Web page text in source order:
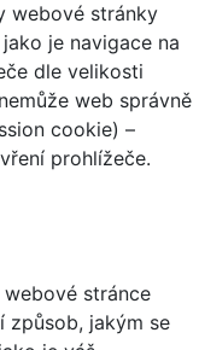
webové stránky
je navigace na
dle velikosti
web správně
cookie) –
prohlížeče.
stránce
způsob, jakým se